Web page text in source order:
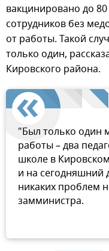
вакцинировано до
сотрудников без
от работы. Такой
только один,
Кировского района.
"Был только один
работы – два
школе в
и на сегодняшний
никаких проблем
замминистра.